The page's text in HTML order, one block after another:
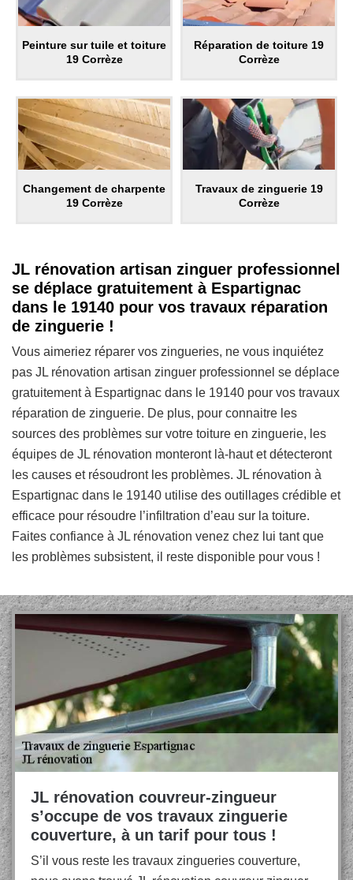
Peinture sur tuile et toiture
19 Corrèze
Réparation de toiture 19
Corrèze
Changement de charpente
19 Corrèze
Travaux de zinguerie 19
Corrèze
JL rénovation artisan zinguer professionnel
se déplace gratuitement à Espartignac
dans le 19140 pour vos travaux réparation
de zinguerie !
Vous aimeriez réparer vos zingueries, ne vous inquiétez
pas JL rénovation artisan zinguer professionnel se déplace
gratuitement à Espartignac dans le 19140 pour vos travaux
réparation de zinguerie. De plus, pour connaitre les
sources des problèmes sur votre toiture en zinguerie, les
équipes de JL rénovation monteront là-haut et détecteront
les causes et résoudront les problèmes. JL rénovation à
Espartignac dans le 19140 utilise des outillages crédible et
efficace pour résoudre l’infiltration d’eau sur la toiture.
Faites confiance à JL rénovation venez chez lui tant que
les problèmes subsistent, il reste disponible pour vous !
JL rénovation couvreur-zingueur
s’occupe de vos travaux zinguerie
couverture, à un tarif pour tous !
S’il vous reste les travaux zingueries couverture,